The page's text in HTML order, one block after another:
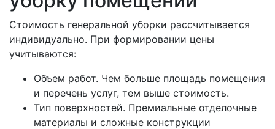
Стоимость генеральной уборки рассчитывается
индивидуально. При формировании цены
учитываются:
Объем работ. Чем больше площадь помещения
и перечень услуг, тем выше стоимость.
Тип поверхностей. Премиальные отделочные
материалы и сложные конструкции